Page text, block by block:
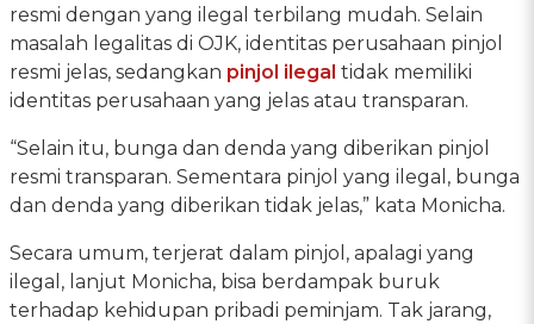
resmi dengan yang ilegal terbilang mudah. Selain
masalah legalitas di OJK, identitas perusahaan pinjol
resmi jelas, sedangkan pinjol ilegal tidak memiliki
identitas perusahaan yang jelas atau transparan.
“Selain itu, bunga dan denda yang diberikan pinjol
resmi transparan. Sementara pinjol yang ilegal, bunga
dan denda yang diberikan tidak jelas,” kata Monicha.
Secara umum, terjerat dalam pinjol, apalagi yang
ilegal, lanjut Monicha, bisa berdampak buruk
terhadap kehidupan pribadi peminjam. Tak jarang,